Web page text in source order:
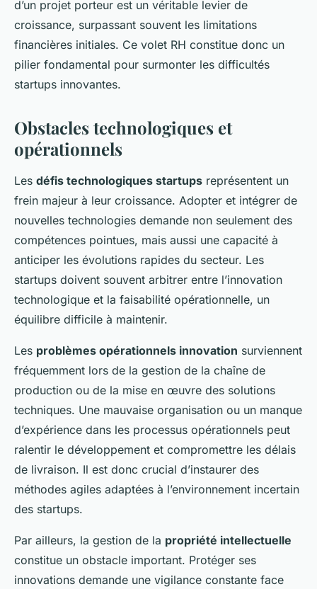
d’un projet porteur est un véritable levier de
croissance, surpassant souvent les limitations
financières initiales. Ce volet RH constitue donc un
pilier fondamental pour surmonter les difficultés
startups innovantes.
Obstacles technologiques et
opérationnels
Les défis technologiques startups représentent un
frein majeur à leur croissance. Adopter et intégrer de
nouvelles technologies demande non seulement des
compétences pointues, mais aussi une capacité à
anticiper les évolutions rapides du secteur. Les
startups doivent souvent arbitrer entre l’innovation
technologique et la faisabilité opérationnelle, un
équilibre difficile à maintenir.
Les problèmes opérationnels innovation surviennent
fréquemment lors de la gestion de la chaîne de
production ou de la mise en œuvre des solutions
techniques. Une mauvaise organisation ou un manque
d’expérience dans les processus opérationnels peut
ralentir le développement et compromettre les délais
de livraison. Il est donc crucial d’instaurer des
méthodes agiles adaptées à l’environnement incertain
des startups.
Par ailleurs, la gestion de la propriété intellectuelle
constitue un obstacle important. Protéger ses
innovations demande une vigilance constante face